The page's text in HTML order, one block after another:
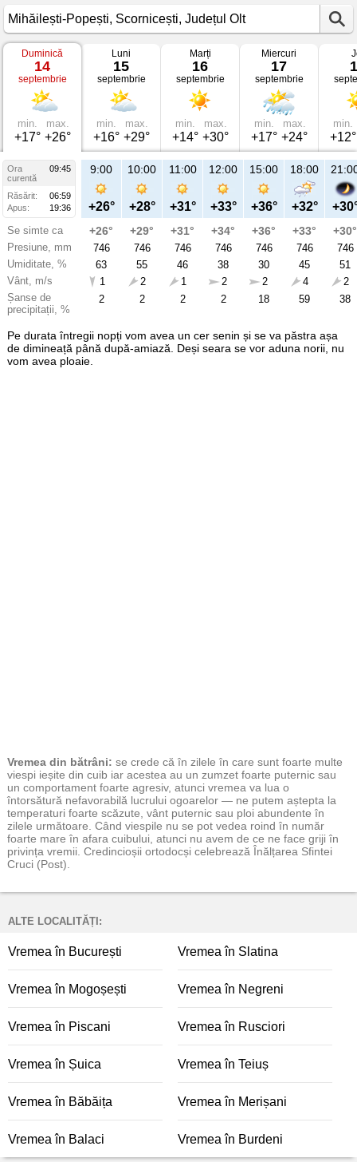
Vremea
Mihăilești-
Popești
septembrie
2025
Scornicești,
Olt
Duminică
14
septembrie
min.
+17°
max.
+26°
Luni
15
septembrie
min.
+16°
max.
+29°
Marți
16
septembrie
min.
+14°
max.
+30°
Miercuri
17
septembrie
min.
+17°
max.
+24°
min.
+12°
Ora
09:45
curentă
Răsărit:
06:59
Apus:
19:36
Se simte ca
Presiune, mm
Umiditate, %
Vânt, m/s
Șanse de
precipitații, %
9:00
+26°
+26°
746
63
1
2
10:00
+28°
+29°
746
55
2
2
11:00
+31°
+31°
746
46
1
2
12:00
+33°
+34°
746
38
2
2
15:00
+36°
+36°
746
30
2
18
18:00
+32°
+33°
746
45
4
59
+30°
746
51
2
38
Pe durata întregii nopți vom avea un cer senin și se va păstra așa
de dimineață până după-amiază. Deși seara se vor aduna norii, nu
vom avea ploaie.
Vremea din bătrâni: se crede că în zilele în care sunt foarte multe
viespi ieșite din cuib iar acestea au un zumzet foarte puternic sau
un comportament foarte agresiv, atunci vremea va lua o
întorsătură nefavorabilă lucrului ogoarelor — ne putem aștepta la
temperaturi foarte scăzute, vânt puternic sau ploi abundente în
zilele următoare. Când viespile nu se pot vedea roind în număr
foarte mare în afara cuibului, atunci nu avem de ce ne face griji în
privința vremii. Credincioșii ortodocși celebrează Înălțarea Sfintei
Cruci (Post).
ALTE LOCALITĂȚI:
Vremea în București Vremea în Slatina
Vremea în Mogoșești Vremea în Negreni
Vremea în Piscani Vremea în Rusciori
Vremea în Șuica Vremea în Teiuș
Vremea în Băbăița Vremea în Merișani
Vremea în Balaci Vremea în Burdeni